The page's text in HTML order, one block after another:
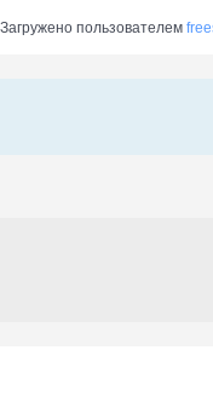
Загружено пользователем